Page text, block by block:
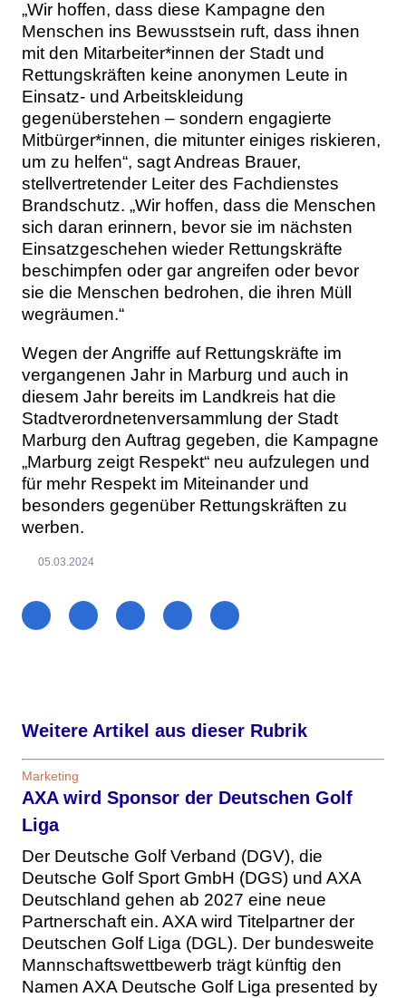
„Wir hoffen, dass diese Kampagne den
Menschen ins Bewusstsein ruft, dass ihnen
mit den Mitarbeiter*innen der Stadt und
Rettungskräften keine anonymen Leute in
Einsatz- und Arbeitskleidung
gegenüberstehen – sondern engagierte
Mitbürger*innen, die mitunter einiges riskieren,
um zu helfen“, sagt Andreas Brauer,
stellvertretender Leiter des Fachdienstes
Brandschutz. „Wir hoffen, dass die Menschen
sich daran erinnern, bevor sie im nächsten
Einsatzgeschehen wieder Rettungskräfte
beschimpfen oder gar angreifen oder bevor
sie die Menschen bedrohen, die ihren Müll
wegräumen.“
Wegen der Angriffe auf Rettungskräfte im
vergangenen Jahr in Marburg und auch in
diesem Jahr bereits im Landkreis hat die
Stadtverordnetenversammlung der Stadt
Marburg den Auftrag gegeben, die Kampagne
„Marburg zeigt Respekt“ neu aufzulegen und
für mehr Respekt im Miteinander und
besonders gegenüber Rettungskräften zu
werben.
05.03.2024
Weitere Artikel aus dieser Rubrik
Marketing
AXA wird Sponsor der Deutschen Golf
Liga
Der Deutsche Golf Verband (DGV), die
Deutsche Golf Sport GmbH (DGS) und AXA
Deutschland gehen ab 2027 eine neue
Partnerschaft ein. AXA wird Titelpartner der
Deutschen Golf Liga (DGL). Der bundesweite
Mannschaftswettbewerb trägt künftig den
Namen AXA Deutsche Golf Liga presented by